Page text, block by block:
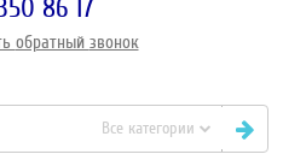
86 17
обратный звонок
Все категории